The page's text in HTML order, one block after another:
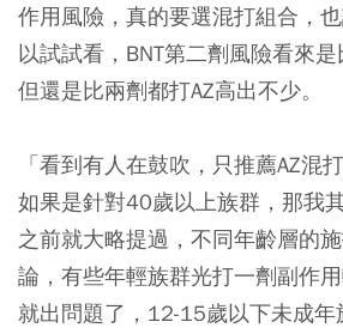
作用風險，真的要選混打組合，
以試試看，BNT第二劑風險看來是
但還是比兩劑都打AZ高出不少。
「看到有人在鼓吹，只推薦AZ混
如果是針對40歲以上族群，那我
之前就大略提過，不同年齡層的
論，有些年輕族群光打一劑副作
就出問題了，12-15歲以下未成